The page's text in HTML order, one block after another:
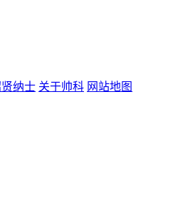
纳士 关于帅科 网站地图